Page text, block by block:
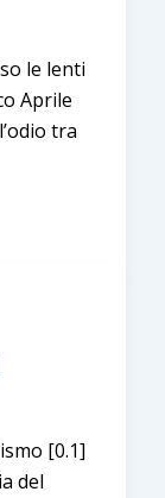
le lenti
Aprile
tra
[0.1]
del